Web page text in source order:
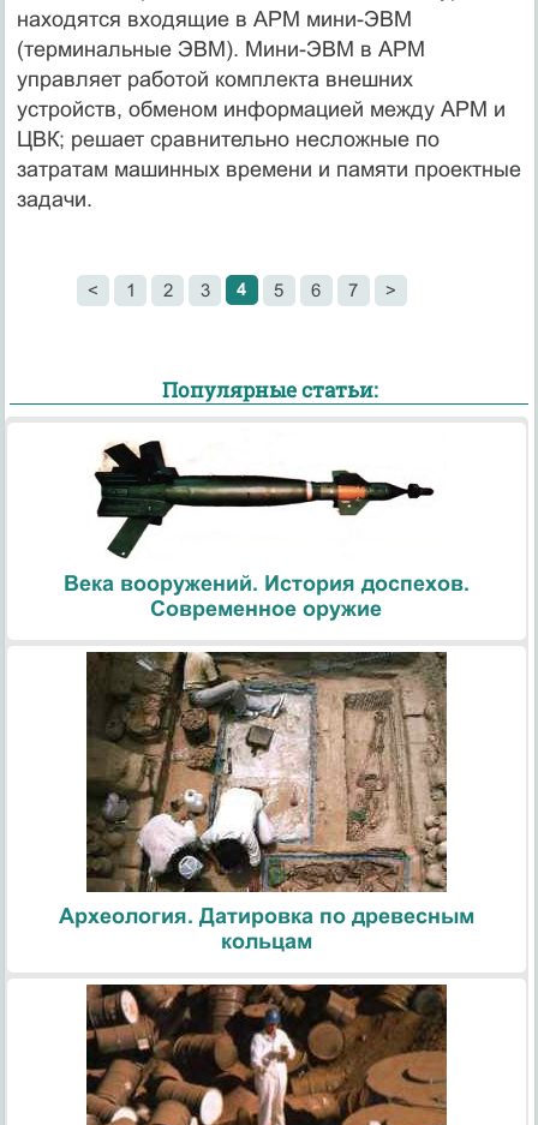
находятся входящие в АРМ мини-ЭВМ
(терминальные ЭВМ). Мини-ЭВМ в АРМ
управляет работой комплекта внешних
устройств, обменом информацией между АРМ и
ЦВК; решает сравнительно несложные по
затратам машинных времени и памяти проектные
задачи.
< 1 2 3 4 5 6 7 >
Популярные статьи:
Века вооружений. История доспехов.
Современное оружие
Археология. Датировка по древесным
кольцам